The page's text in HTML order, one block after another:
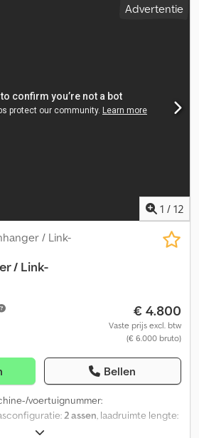
Advertentie
1 / 12
/ Link-
/ Link-
€ 4.800
Vaste prijs excl. btw
(€ 6.000 bruto)
Bellen
voertuignummer:
2 assen, laadruimte lengte:
2.440 mm